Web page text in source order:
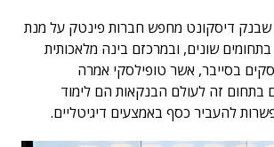
שבנק דיסקונט מחפש חברות פינטק על מנת
שונים, ובמרכזם בינה מלאכותית
בסייבר, אשר טופילסקי אמרה
בתחום זה לעולם הבנקאות הם לימוד
להעביר כסף באמצעים דיגיטליים.